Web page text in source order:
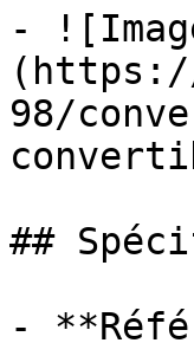
-
(https://
98/
##
-